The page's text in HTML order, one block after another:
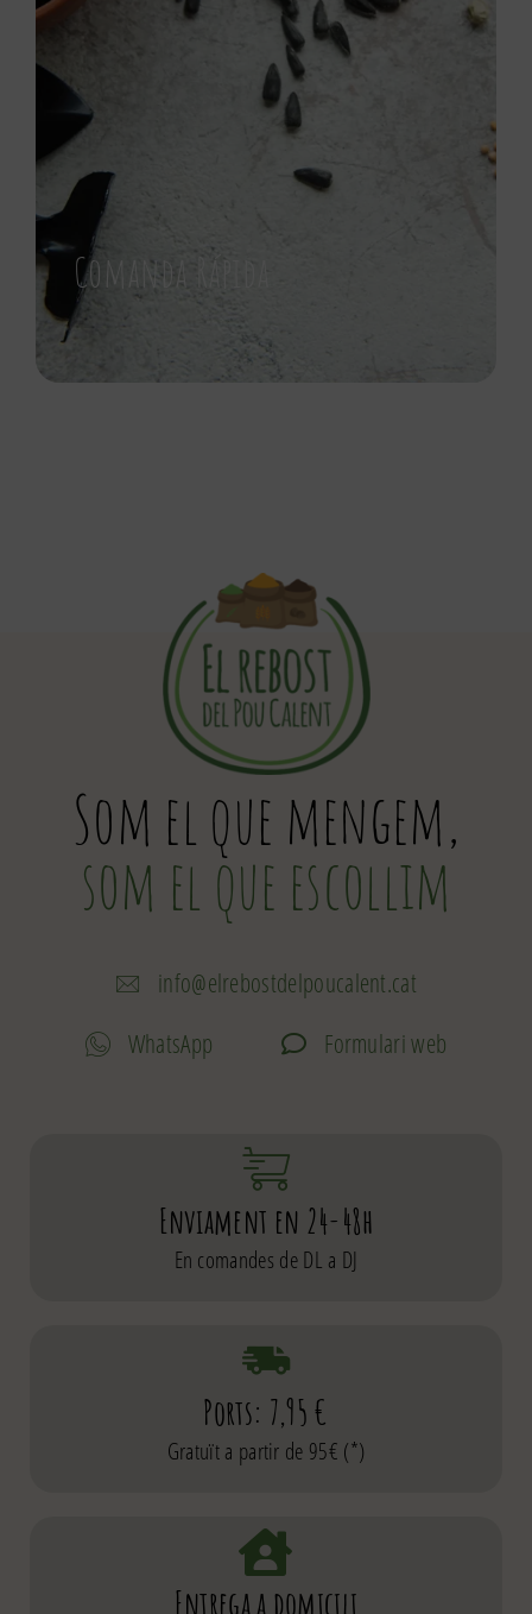
Comanda Rápida
Som el que mengem,
som el que escollim
info@elrebostdelpoucalent.cat
WhatsApp
Formulari web
Enviament en 24-48h
En comandes de DL a DJ
Ports: 7,95 €
Gratuït a partir de 95€ (*)
Entrega a domicili